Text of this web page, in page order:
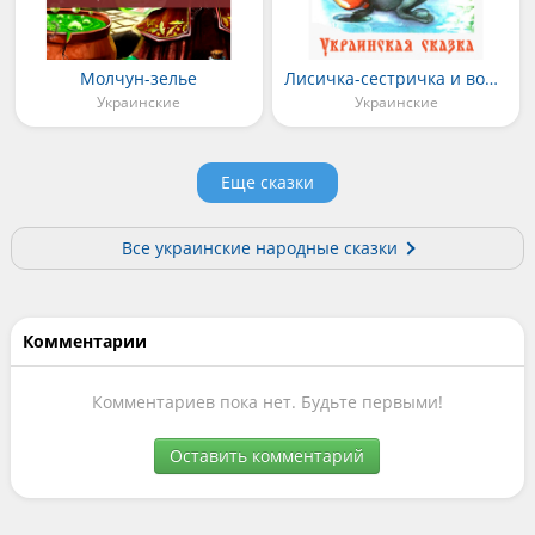
Молчун-зелье
Украинские
Лисичка-сестричка и волк-панибрат
Украинские
Еще сказки
Все украинские народные сказки
Комментарии
Комментариев пока нет. Будьте первыми!
Оставить комментарий